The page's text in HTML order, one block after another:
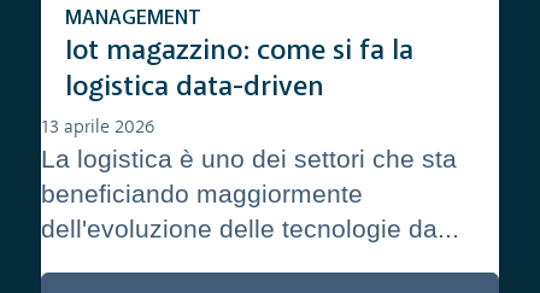
Iot magazzino: come si fa la
logistica data-driven
MANAGEMENT
13 aprile 2026
La logistica è uno dei settori che sta
beneficiando maggiormente
dell'evoluzione delle tecnologie da...